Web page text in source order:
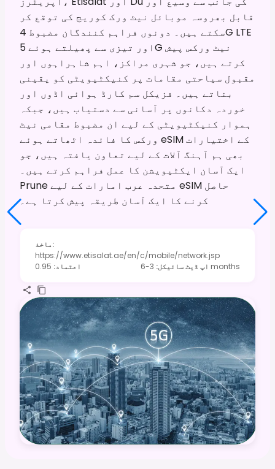
قابل بھروسہ موبائل نیٹ ورک کوریج کی توقع کر
سکتے ہیں۔ دونوں فراہم کنندگان مضبوط 4G LTE
اور تیزی سے پھیلتے ہوئے 5G نیٹ ورکس پیش
کرتے ہیں، جو شہری مراکز، اہم شاہراہوں اور
مقبول سیاحتی مقامات پر کنیکٹیویٹی کو یقینی
بناتے ہیں۔ فزیکل سم کارڈ ہوائی اڈوں اور
خوردہ دکانوں پر آسانی سے دستیاب ہیں، جبکہ
ہموار کنیکٹیویٹی کے لیے ان مضبوط مقامی نیٹ
ورکس کا فائدہ اٹھاتے ہوئے eSIM کے اختیارات
بھی ہم آہنگ آلات کے لیے تعاون یافتہ ہیں، جو
ایک آسان ایکٹیویشن کا عمل فراہم کرتے ہیں۔
Prune متحدہ عرب امارات کے لیے eSIM حاصل
کرنے کا ایک آسان طریقہ پیش کرتا ہے۔
ماخذ:
https://www.etisalat.ae/en/c/mobile/network.jsp
اعتماد:
0.95 اپ ڈیٹ سائیکل: 3-6 months